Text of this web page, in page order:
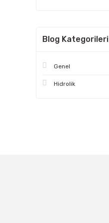
Blog Kategorileri
Genel
Hidrolik